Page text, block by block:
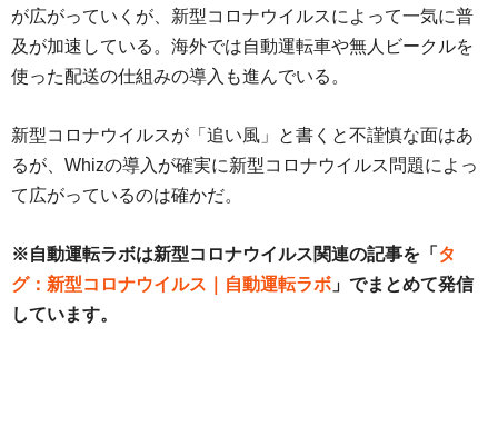
が広がっていくが、新型コロナウイルスによって一気に普
及が加速している。海外では自動運転車や無人ビークルを
使った配送の仕組みの導入も進んでいる。
新型コロナウイルスが「追い風」と書くと不謹慎な面はあ
るが、Whizの導入が確実に新型コロナウイルス問題によっ
て広がっているのは確かだ。
※自動運転ラボは新型コロナウイルス関連の記事を「 タ
グ：新型コロナウイルス｜自動運転ラボ 」でまとめて発信
しています。